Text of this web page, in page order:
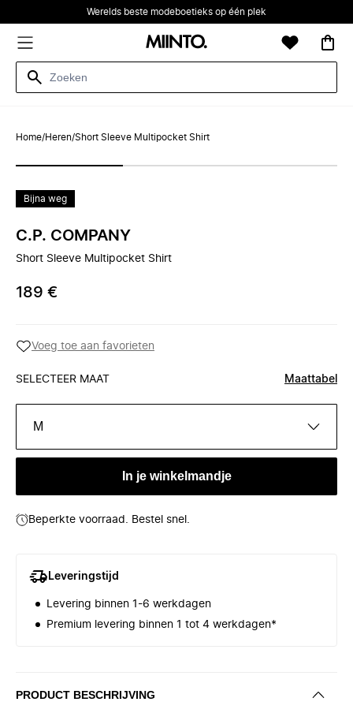
Werelds beste modeboetieks op één plek
Home/Heren/Short Sleeve Multipocket Shirt
Bijna weg
C.P. COMPANY
Short Sleeve Multipocket Shirt
189 €
Voeg toe aan favorieten
SELECTEER MAAT Maattabel
M
In je winkelmandje
Beperkte voorraad. Bestel snel.
Leveringstijd
Levering binnen 1-6 werkdagen
Premium levering binnen 1 tot 4 werkdagen*
PRODUCT BESCHRIJVING